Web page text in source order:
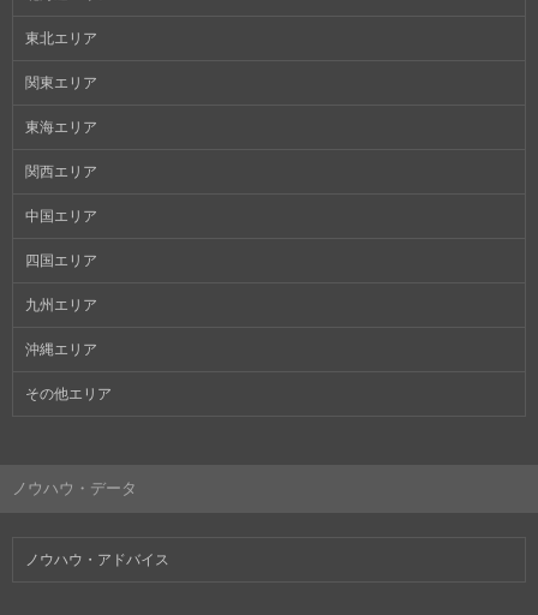
東北エリア
関東エリア
東海エリア
関西エリア
中国エリア
四国エリア
九州エリア
沖縄エリア
その他エリア
ノウハウ・データ
ノウハウ・アドバイス